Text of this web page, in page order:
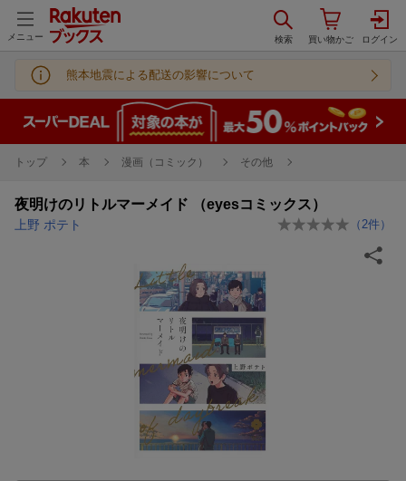
メニュー
熊本地震による配送の影響について
トップ 本 漫画（コミック） その他
夜明けのリトルマーメイド （eyesコミックス）
上野 ポテト （ 2件）